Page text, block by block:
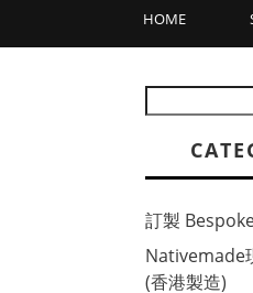
HOME
訂製
Nativemade
(香港製造)